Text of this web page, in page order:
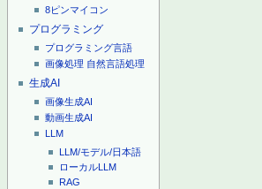
8ピンマイコン
プログラミング
プログラミング言語
画像処理 自然言語処理
生成AI
画像生成AI
動画生成AI
LLM
LLM/モデル/日本語
ローカルLLM
RAG